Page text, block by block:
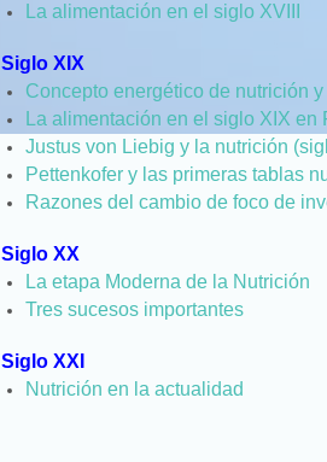
La alimentación en el siglo XVIII
Siglo XIX
Concepto energético de nutrición
La alimentación en el siglo XIX en
Justus von Liebig y la nutrición
Pettenkofer y las primeras tablas
Razones del cambio de foco de
Siglo XX
La etapa Moderna de la Nutrición
Tres sucesos importantes
Siglo XXI
Nutrición en la actualidad